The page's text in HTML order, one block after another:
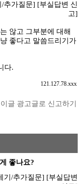
/추가질문] [부실답변 신
고]
않고 그부분에 대해
좋다고 말씀드리기가
다.
121.127.78.xxx
이글 광고글로 신고하기
좋나요?
기/추가질문] [부실답변